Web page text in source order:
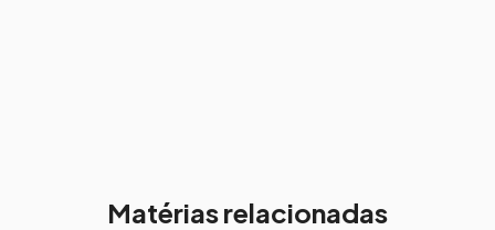
Matérias relacionadas